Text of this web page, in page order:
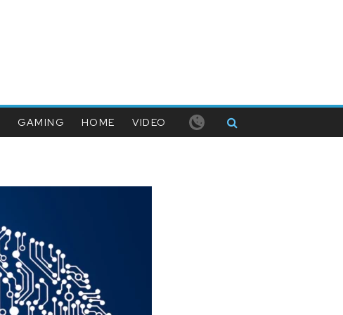
GAMING HOME VIDEO